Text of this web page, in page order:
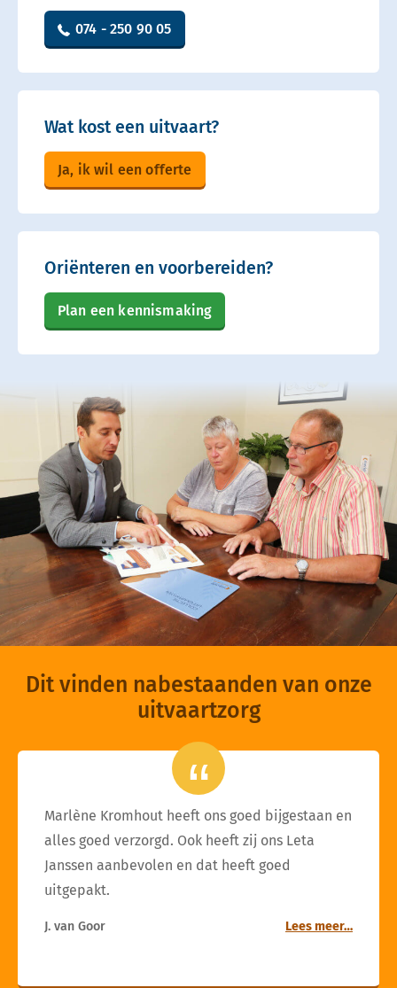
074 - 250 90 05
Wat kost een uitvaart?
Ja, ik wil een offerte
Oriënteren en voorbereiden?
Plan een kennismaking
Dit vinden nabestaanden van onze
uitvaartzorg
Marlène Kromhout heeft ons goed bijgestaan en
alles goed verzorgd. Ook heeft zij ons Leta
Janssen aanbevolen en dat heeft goed
uitgepakt.
J. van Goor Lees meer…